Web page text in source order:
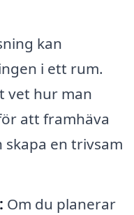
kan
i ett rum.
vet hur man
att framhäva
en trivsam
Om du planerar